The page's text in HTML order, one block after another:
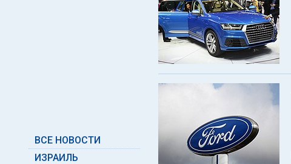
ВСЕ НОВОСТИ
ИЗРАИЛЬ